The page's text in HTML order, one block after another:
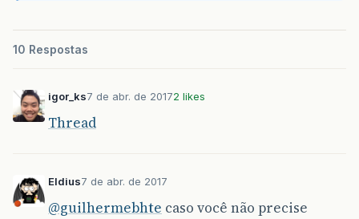
10 Respostas
igor_ks7 de abr. de 20172 likes
Thread
Eldius7 de abr. de 2017
@guilhermebhte caso você não precise